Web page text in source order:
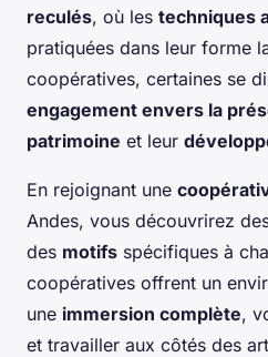
reculés, où les techniques
pratiquées dans leur forme
coopératives, certaines se
engagement envers la
patrimoine et leur
En rejoignant une
Andes, vous découvrirez
des motifs spécifiques à
coopératives offrent un
une immersion complète,
et travailler aux côtés des